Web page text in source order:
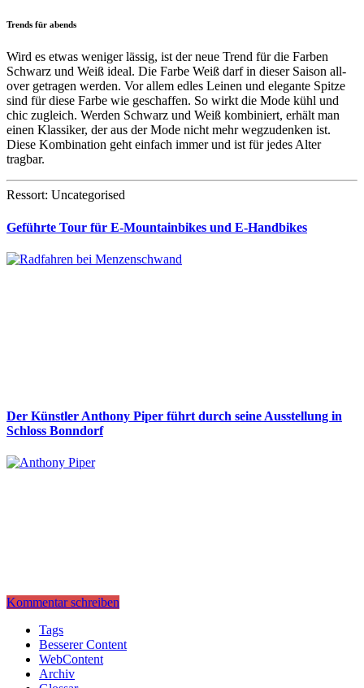
Trends für abends
Wird es etwas weniger lässig, ist der neue Trend für die Farben
Schwarz und Weiß ideal. Die Farbe Weiß darf in dieser Saison all-
over getragen werden. Vor allem edles Leinen und elegante Spitze
sind für diese Farbe wie geschaffen. So wirkt die Mode kühl und
chic zugleich. Werden Schwarz und Weiß kombiniert, erhält man
einen Klassiker, der aus der Mode nicht mehr wegzudenken ist.
Diese Kombination geht einfach immer und ist für jedes Alter
tragbar.
Ressort: Uncategorised
Geführte Tour für E-Mountainbikes und E-Handbikes
Der Künstler Anthony Piper führt durch seine Ausstellung in
Schloss Bonndorf
Kommentar schreiben
Tags
Besserer Content
WebContent
Archiv